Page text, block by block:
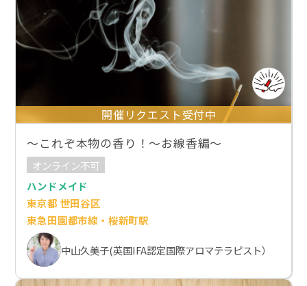
開催リクエスト受付中
～これぞ本物の香り！～お線香編～
オンライン不可
ハンドメイド
東京都 世田谷区
東急田園都市線・桜新町駅
中山久美子(英国IFA認定国際アロマテラピスト）